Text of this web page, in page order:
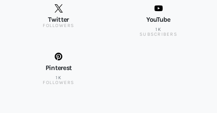
Twitter
FOLLOWERS
YouTube
1K
SUBSCRIBERS
Pinterest
1K
FOLLOWERS